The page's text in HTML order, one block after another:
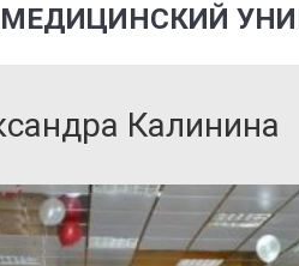
МЕДИЦИНСКИЙ
Калинина